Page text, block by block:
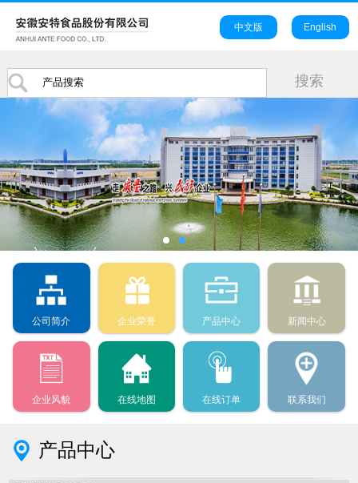
中文版 English
公司简介 企业荣誉 产品中心 新闻中心
企业风貌 在线地图 在线订单 联系我们
产品中心